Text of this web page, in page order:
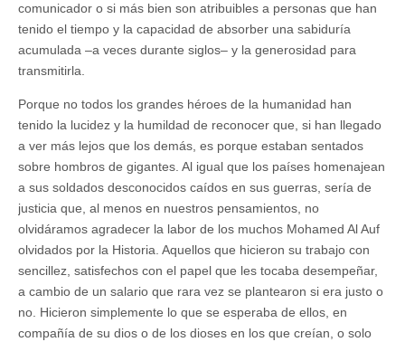
comunicador o si más bien son atribuibles a personas que han
tenido el tiempo y la capacidad de absorber una sabiduría
acumulada –a veces durante siglos– y la generosidad para
transmitirla.
Porque no todos los grandes héroes de la humanidad han
tenido la lucidez y la humildad de reconocer que, si han llegado
a ver más lejos que los demás, es porque estaban sentados
sobre hombros de gigantes. Al igual que los países homenajean
a sus soldados desconocidos caídos en sus guerras, sería de
justicia que, al menos en nuestros pensamientos, no
olvidáramos agradecer la labor de los muchos Mohamed Al Auf
olvidados por la Historia. Aquellos que hicieron su trabajo con
sencillez, satisfechos con el papel que les tocaba desempeñar,
a cambio de un salario que rara vez se plantearon si era justo o
no. Hicieron simplemente lo que se esperaba de ellos, en
compañía de su dios o de los dioses en los que creían, o solo